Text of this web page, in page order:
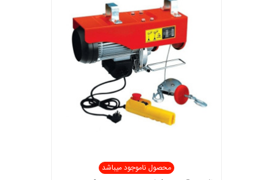
محصول ناموجود میباشد